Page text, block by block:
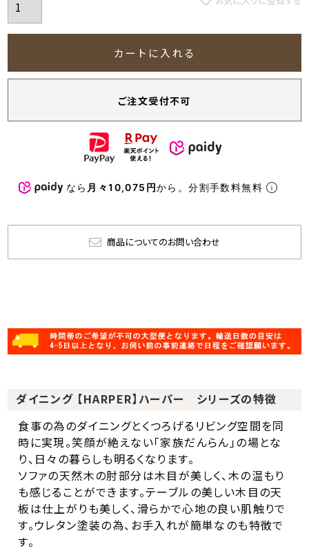
カートに入れる
ご注文受付不可
なら 月々10,075円から。分割手数料無料
商品についてのお問い合わせ
ダイニング 【HARPER】ハーパー シリーズの特徴
食事の為のダイニングとくつろげるリビング空間を同
時に実現。笑顔が絶えない「家族だんらん」の場とな
り、日々の暮らしも明るくなります。
ソファの天然木の肘部分は木目が美しく、木の温もり
も感じることができます。テーブルの美しい木目の天
板は仕上がりも美しく、滑らかで心地の良い肌触りで
す。ウレタン塗装の為、お手入れが簡単なのも特徴で
す。